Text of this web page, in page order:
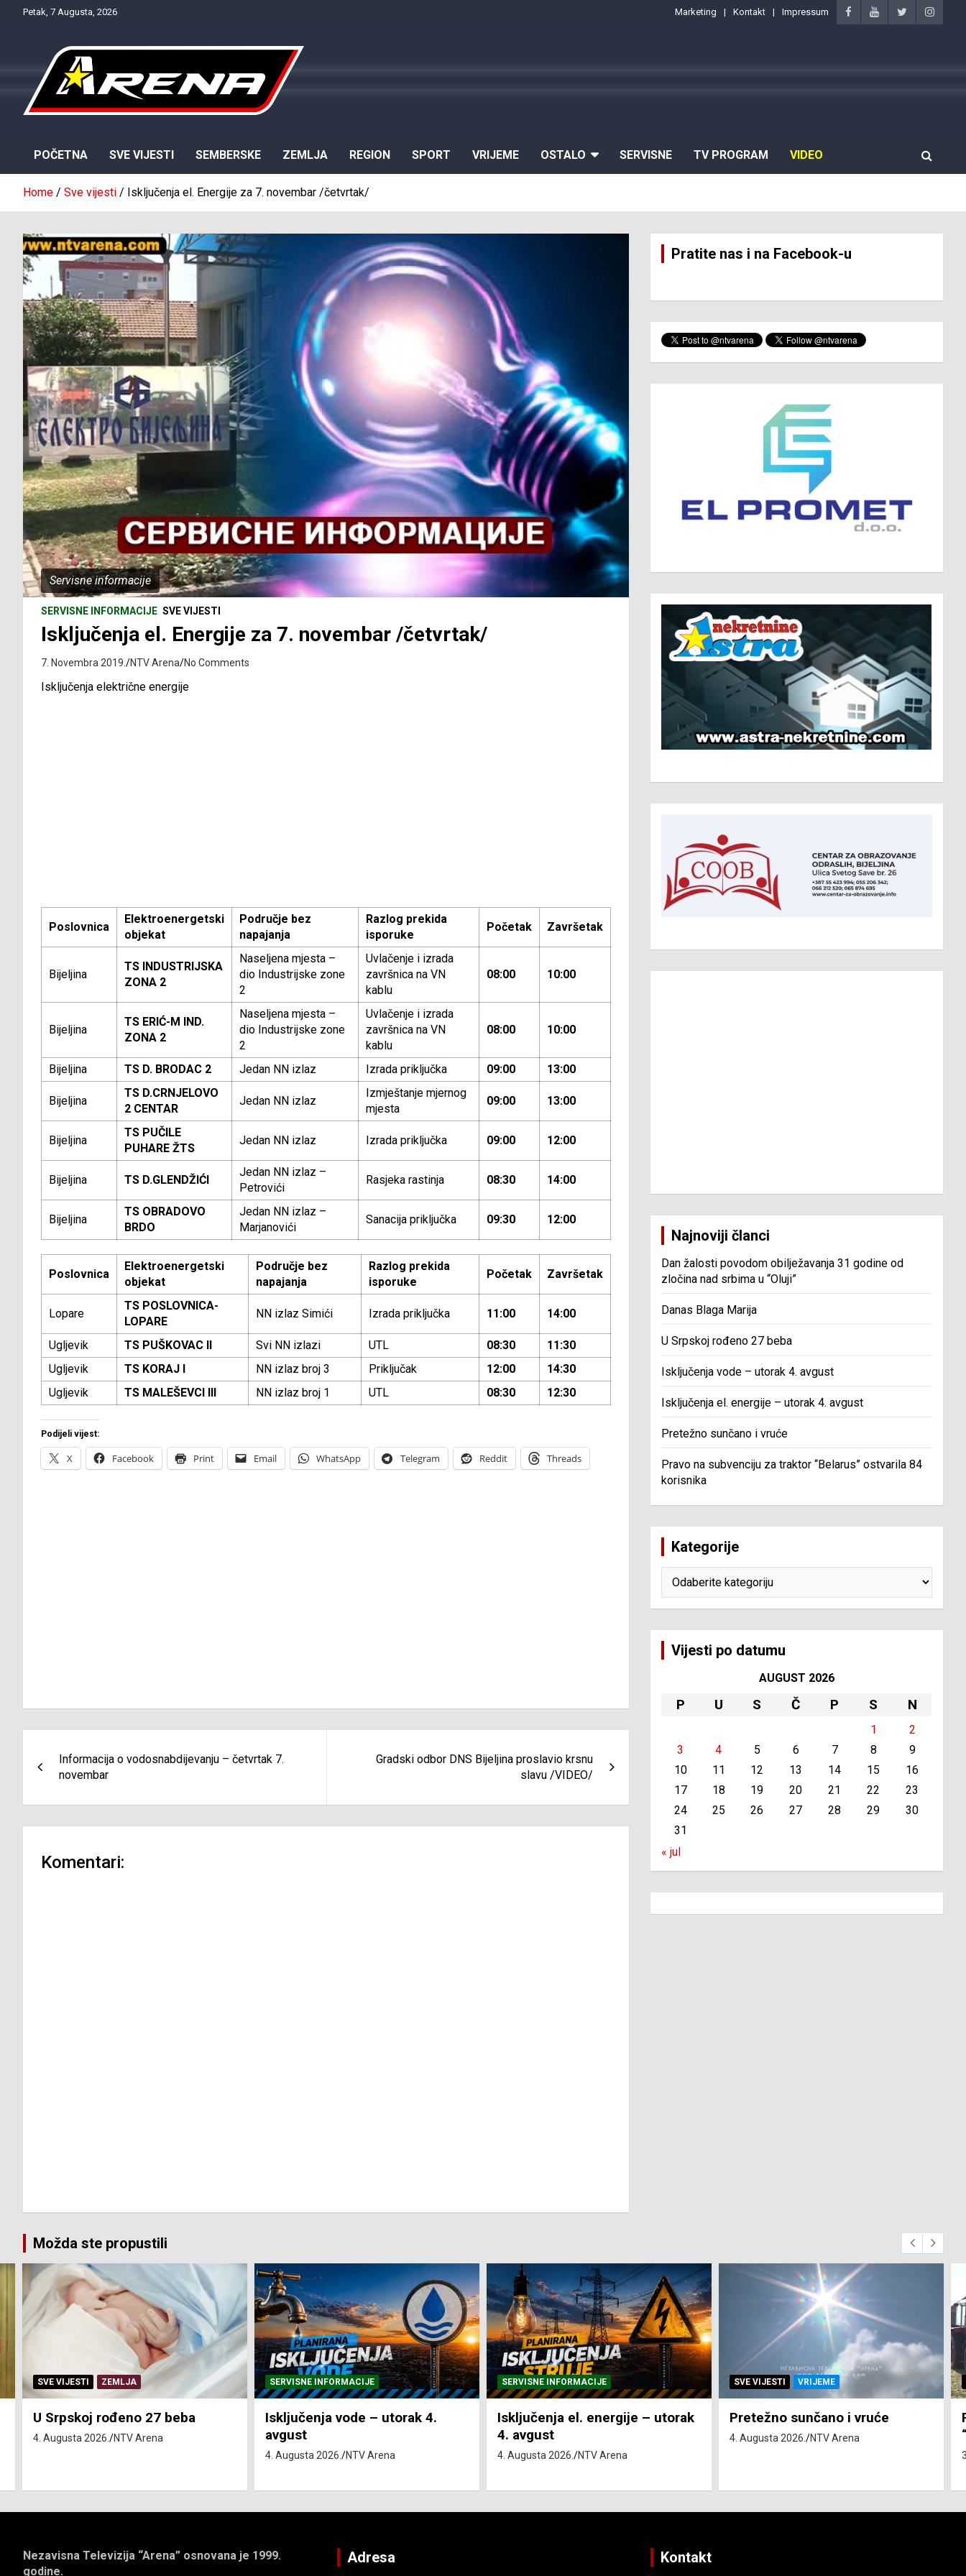
Petak, 7 Augusta, 2026 Marketing Kontakt Impressum
POČETNA SVE VIJESTI SEMBERSKE ZEMLJA REGION SPORT VRIJEME OSTALO SERVISNE TV PROGRAM VIDEO
Home Sve vijesti Isključenja el. Energije za 7. novembar /četvrtak/
Servisne informacije
SERVISNE INFORMACIJE SVE VIJESTI
Isključenja el. Energije za 7. novembar /četvrtak/
7. Novembra 2019. NTV Arena No Comments
Isključenja električne energije
Poslovnica
Elektroenergetski
objekat
Područje bez
napajanja
Razlog prekida
isporuke
Početak Završetak
Bijeljina
TS INDUSTRIJSKA
ZONA 2
Naseljena mjesta –
dio Industrijske zone
2
Uvlačenje i izrada
završnica na VN
kablu
08:00 10:00
Bijeljina
TS ERIĆ-M IND.
ZONA 2
Naseljena mjesta –
dio Industrijske zone
2
Uvlačenje i izrada
završnica na VN
kablu
08:00 10:00
Bijeljina TS D. BRODAC 2 Jedan NN izlaz Izrada priključka 09:00 13:00
Bijeljina
TS D.CRNJELOVO
2 CENTAR
Jedan NN izlaz
Izmještanje mjernog
mjesta
09:00 13:00
Bijeljina
TS PUČILE
PUHARE ŽTS
Jedan NN izlaz Izrada priključka 09:00 12:00
Bijeljina TS D.GLENDŽIĆI
Jedan NN izlaz –
Petrovići
Rasjeka rastinja 08:30 14:00
Bijeljina
TS OBRADOVO
BRDO
Jedan NN izlaz –
Marjanovići
Sanacija priključka 09:30 12:00
Poslovnica
Elektroenergetski
objekat
Područje bez
napajanja
Razlog prekida
isporuke
Početak Završetak
Lopare
TS POSLOVNICA-
LOPARE
NN izlaz Simići Izrada priključka 11:00 14:00
Ugljevik TS PUŠKOVAC II Svi NN izlazi UTL 08:30
11:30
Ugljevik
TS KORAJ I NN izlaz broj 3 Priključak 12:00
14:30
Ugljevik
TS MALEŠEVCI III NN izlaz broj 1 UTL 08:30 12:30
Podijeli vijest:
X Facebook Print Email WhatsApp Telegram Reddit Threads
članaka
Informacija o vodosnabdijevanju – četvrtak 7.
novembar
Gradski odbor DNS Bijeljina proslavio krsnu
slavu /VIDEO/
Komentari:
Pratite nas i na Facebook-u
Najnoviji članci
Dan žalosti povodom obilježavanja 31 godine od
zločina nad srbima u “Oluji”
Danas Blaga Marija
U Srpskoj rođeno 27 beba
Isključenja vode – utorak 4. avgust
Isključenja el. energije – utorak 4. avgust
Pretežno sunčano i vruće
Pravo na subvenciju za traktor “Belarus” ostvarila 84
korisnika
Kategorije
Vijesti po datumu
AUGUST 2026
P U S Č P S N
1
2
3
4 5 6 7 8
9
10
11 12 13 14 15
16
17
18 19 20 21 22
23
24
25 26 27 28 29
30
31
« jul
Možda ste propustili
SERVISNE INFORMACIJE
Isključenja vode – utorak 4.
avgust
SERVISNE INFORMACIJE
Isključenja el. energije – utorak
4. avgust
4. Augusta 2026. NTV Arena
SVE VIJESTI VRIJEME
Pretežno sunčano i vruće
4. Augusta 2026.
SVE VIJESTI ZEMLJA
Pravo na subvenciju za traktor
“Belarus” ostvarila 84 korisnika
Nezavisna Televizija “Arena” osnovana je 1999.
godine.
Adresa Kontakt